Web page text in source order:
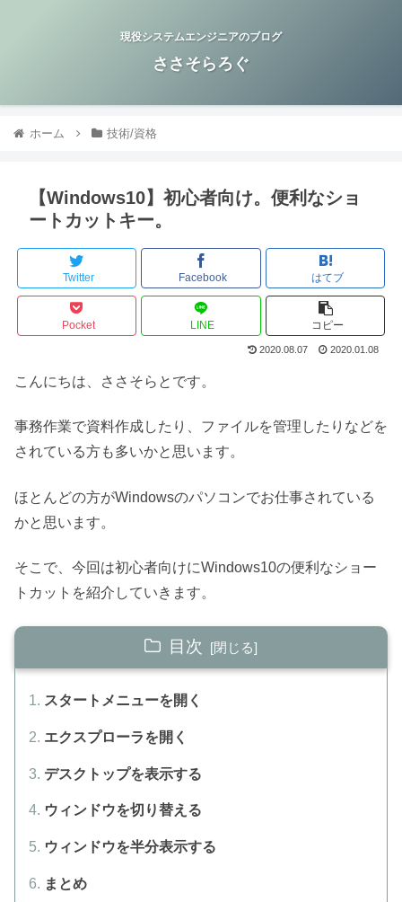
現役システムエンジニアのブログ
ささそらろぐ
ホーム 技術/資格
【Windows10】初心者向け。便利なショ
ートカットキー。
Twitter Facebook はてブ
Pocket LINE コピー
2020.08.07 2020.01.08
こんにちは、ささそらとです。
事務作業で資料作成したり、ファイルを管理したりなどを
されている方も多いかと思います。
ほとんどの方がWindowsのパソコンでお仕事されている
かと思います。
そこで、今回は初心者向けにWindows10の便利なショー
トカットを紹介していきます。
目次
スタートメニューを開く
エクスプローラを開く
デスクトップを表示する
ウィンドウを切り替える
ウィンドウを半分表示する
まとめ